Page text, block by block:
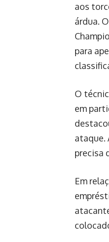
aos
árdua.
para
O
em
ataque.
precisa
Em